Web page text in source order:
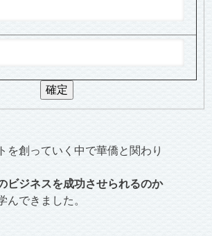
を創っていく中で華僑と関わり
ビジネスを成功させられるのか
んできました。